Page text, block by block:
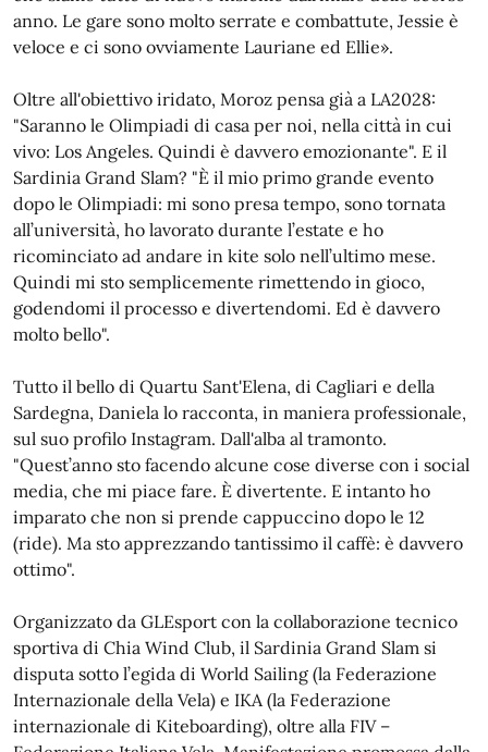
anno. Le gare sono molto serrate e combattute, Jessie è
veloce e ci sono ovviamente Lauriane ed Ellie».
Oltre all'obiettivo iridato, Moroz pensa già a LA2028:
"Saranno le Olimpiadi di casa per noi, nella città in cui
vivo: Los Angeles. Quindi è davvero emozionante". E il
Sardinia Grand Slam? "È il mio primo grande evento
dopo le Olimpiadi: mi sono presa tempo, sono tornata
all’università, ho lavorato durante l’estate e ho
ricominciato ad andare in kite solo nell’ultimo mese.
Quindi mi sto semplicemente rimettendo in gioco,
godendomi il processo e divertendomi. Ed è davvero
molto bello".
Tutto il bello di Quartu Sant'Elena, di Cagliari e della
Sardegna, Daniela lo racconta, in maniera professionale,
sul suo profilo Instagram. Dall'alba al tramonto.
"Quest’anno sto facendo alcune cose diverse con i social
media, che mi piace fare. È divertente. E intanto ho
imparato che non si prende cappuccino dopo le 12
(ride). Ma sto apprezzando tantissimo il caffè: è davvero
ottimo".
Organizzato da GLEsport con la collaborazione tecnico
sportiva di Chia Wind Club, il Sardinia Grand Slam si
disputa sotto l’egida di World Sailing (la Federazione
Internazionale della Vela) e IKA (la Federazione
internazionale di Kiteboarding), oltre alla FIV –